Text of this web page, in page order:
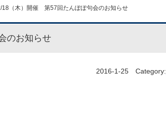
18（木）開催 第57回たんぽぽ句会のお知らせ
のお知らせ
2016-1-25 Category: